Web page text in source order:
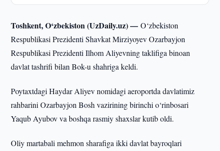
Toshkent, O‘zbekiston (UzDaily.uz) —O‘zbekiston
Respublikasi Prezidenti Shavkat Mirziyoyev Ozarbayjon
Respublikasi Prezidenti Ilhom Aliyevning taklifiga binoan
davlat tashrifi bilan Bok-u shahriga keldi.
Poytaxtdagi Haydar Aliyev nomidagi aeroportda davlatimiz
rahbarini Ozarbayjon Bosh vazirining birinchi o‘rinbosari
Yaqub Ayubov va boshqa rasmiy shaxslar kutib oldi.
Oliy martabali mehmon sharafiga ikki davlat bayroqlari